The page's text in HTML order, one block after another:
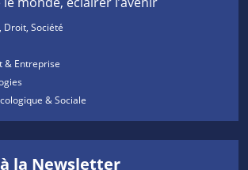
Droit, Société
& Entreprise
& Sociale
la Newsletter